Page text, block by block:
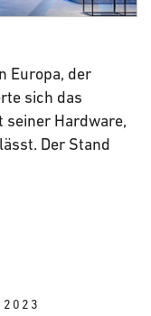
Europa, der
sich das
seiner Hardware,
Der Stand
2023